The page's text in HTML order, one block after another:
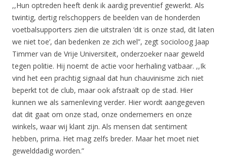
,,Hun optreden heeft denk ik aardig preventief gewerkt. Als
twintig, dertig relschoppers de beelden van de honderden
voetbalsupporters zien die uitstralen ‘dit is onze stad, dit laten
we niet toe’, dan bedenken ze zich wel”, zegt socioloog Jaap
Timmer van de Vrije Universiteit, onderzoeker naar geweld
tegen politie. Hij noemt de actie voor herhaling vatbaar. ,,Ik
vind het een prachtig signaal dat hun chauvinisme zich niet
beperkt tot de club, maar ook afstraalt op de stad. Hier
kunnen we als samenleving verder. Hier wordt aangegeven
dat dit gaat om onze stad, onze ondernemers en onze
winkels, waar wij klant zijn. Als mensen dat sentiment
hebben, prima. Het mag zelfs breder. Maar het moet niet
gewelddadig worden.”